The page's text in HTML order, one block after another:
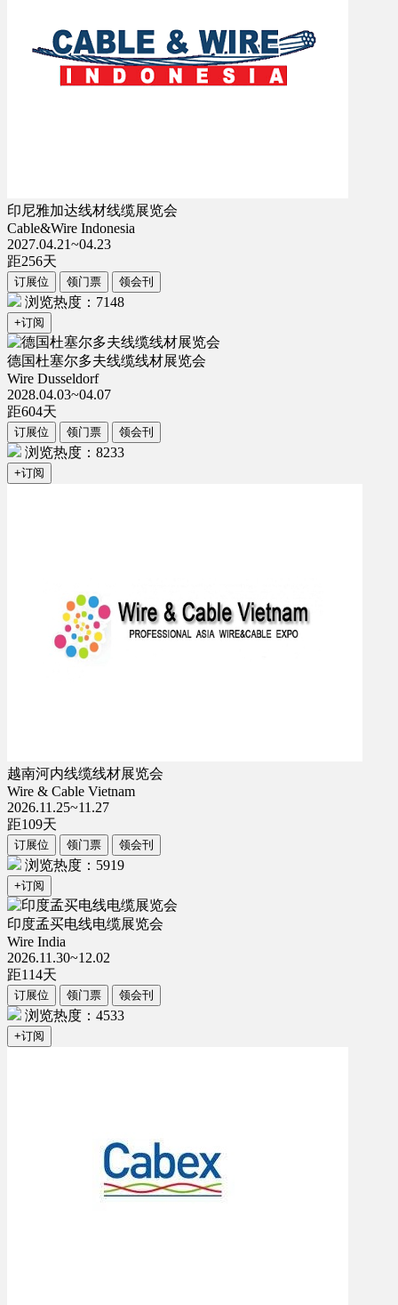
印尼雅加达线材线缆展览会
Cable&Wire Indonesia
2027.04.21~04.23
距256天
订展位 领门票 领会刊
浏览热度：7148
+订阅
德国杜塞尔多夫线缆线材展览会
Wire Dusseldorf
2028.04.03~04.07
距604天
订展位 领门票 领会刊
浏览热度：8233
+订阅
越南河内线缆线材展览会
Wire & Cable Vietnam
2026.11.25~11.27
距109天
订展位 领门票 领会刊
浏览热度：5919
+订阅
印度孟买电线电缆展览会
Wire India
2026.11.30~12.02
距114天
订展位 领门票 领会刊
浏览热度：4533
+订阅